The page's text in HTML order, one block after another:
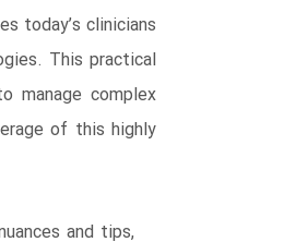
today’s clinicians
This practical
manage complex
of this highly
and tips,